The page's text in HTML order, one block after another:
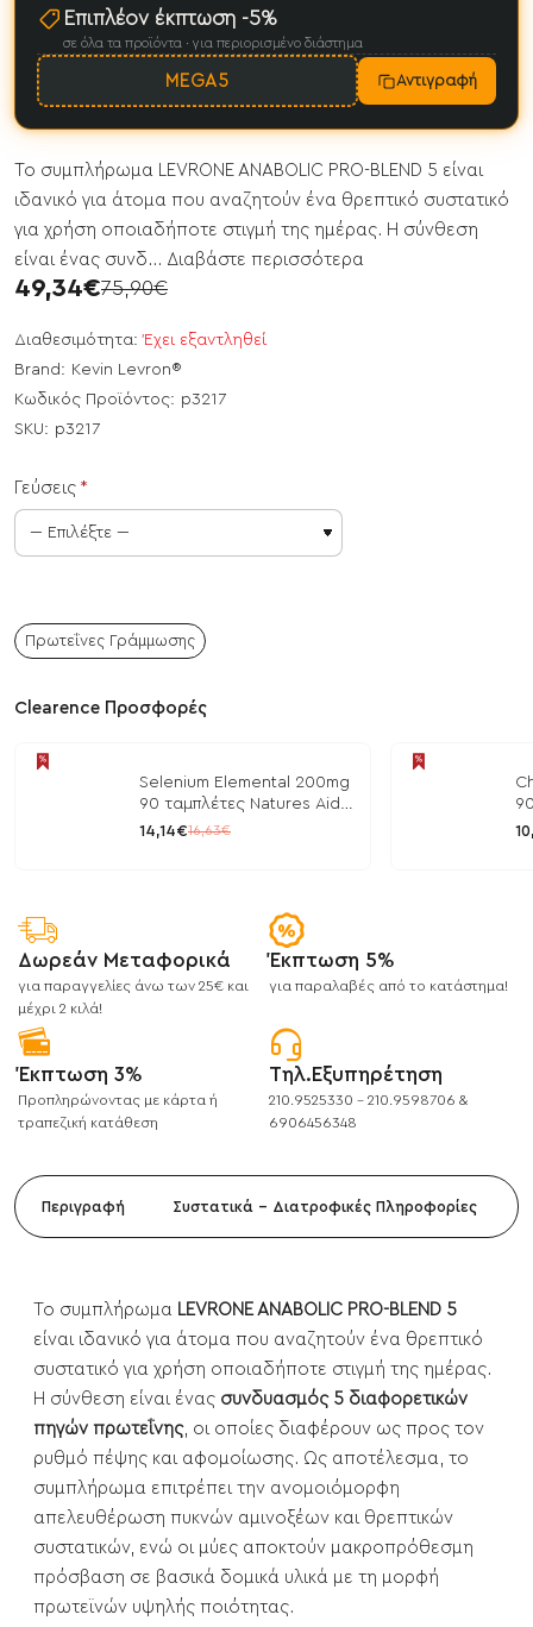
Διαθεσιμότητα: Έχει εξαντληθεί
Brand: Kevin Levron®
Κωδικός Προϊόντος: p3217
SKU: p3217
49,34€75,90€
Γεύσεις
Επιπλέον έκπτωση -5%
σε όλα τα προϊόντα · για περιορισμένο διάστημα
MEGA5 Αντιγραφή
Το συμπλήρωμα LEVRONE ANABOLIC PRO-BLEND 5 είναι
ιδανικό για άτομα που αναζητούν ένα θρεπτικό συστατικό
για χρήση οποιαδήποτε στιγμή της ημέρας. Η σύνθεση
είναι ένας συνδ... Διαβάστε περισσότερα
Πρωτεΐνες Γράμμωσης
Clearence Προσφορές
Selenium Elemental 200mg
90 ταμπλέτες Natures Aid
/ Μέταλλα
14,14€16,63€
/
Δωρεάν Μεταφορικά
για παραγγελίες άνω των 25€ και
μέχρι 2 κιλά!
Έκπτωση 5%
για παραλαβές από το κατάστημα!
Έκπτωση 3%
Προπληρώνοντας με κάρτα ή
τραπεζική κατάθεση
Τηλ.Εξυπηρέτηση
210.9525330 - 210.9598706 &
6906456348
Περιγραφή Συστατικά - Διατροφικές Πληροφορίες
Το συμπλήρωμα LEVRONE ANABOLIC PRO-BLEND 5
είναι ιδανικό για άτομα που αναζητούν ένα θρεπτικό
συστατικό για χρήση οποιαδήποτε στιγμή της ημέρας.
Η σύνθεση είναι ένας συνδυασμός 5 διαφορετικών
πηγών πρωτεΐνης, οι οποίες διαφέρουν ως προς τον
ρυθμό πέψης και αφομοίωσης. Ως αποτέλεσμα, το
συμπλήρωμα επιτρέπει την ανομοιόμορφη
απελευθέρωση πυκνών αμινοξέων και θρεπτικών
συστατικών, ενώ οι μύες αποκτούν μακροπρόθεσμη
πρόσβαση σε βασικά δομικά υλικά με τη μορφή
πρωτεϊνών υψηλής ποιότητας.